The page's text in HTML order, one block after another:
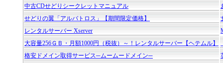
中古CDせどりシークレットマニュアル
せどりの翼「アルバトロス」【期間限定価格】
レンタルサーバー Xserver
大容量256ＧＢ・月額1000円（税抜）～！レンタルサーバー【ヘテムル】
格安ドメイン取得サービス─ムームードメイン─